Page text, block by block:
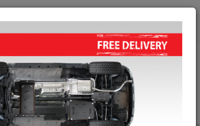
info@piastraparamotore.com